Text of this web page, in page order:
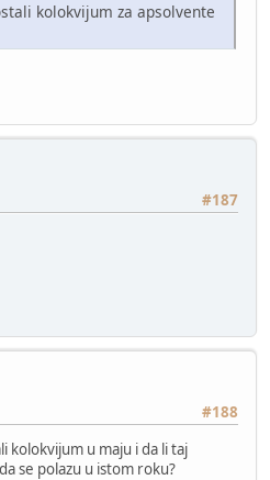
kolokvijum za apsolvente
#187
#188
kolokvijum u maju i da li taj
se polazu u istom roku?